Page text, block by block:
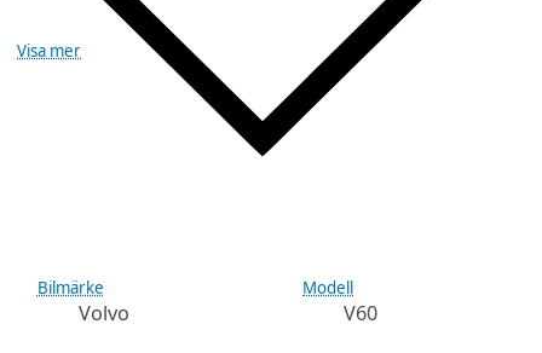
Visa mer
Bilmärke
Volvo
Modell
V60